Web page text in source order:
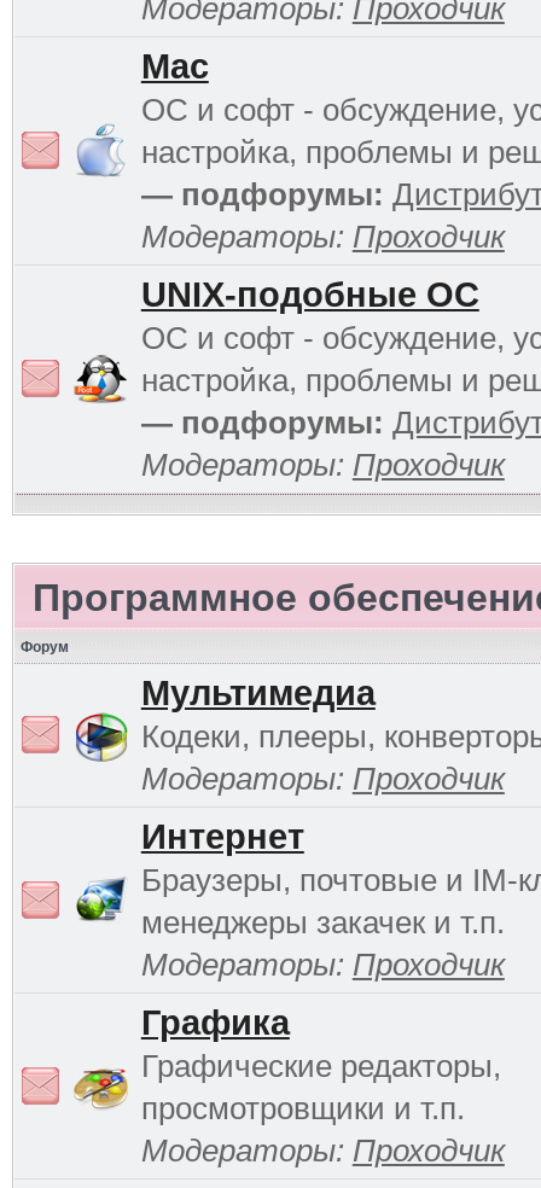
Модераторы: Проходчик
Mac
ОС и софт - обсуждение,
настройка, проблемы и
— подфорумы:
Модераторы: Проходчик
UNIX-подобные ОС
ОС и софт - обсуждение,
настройка, проблемы и
— подфорумы:
Модераторы: Проходчик
Программное
Форум
Мультимедиа
Кодеки, плееры,
Модераторы: Проходчик
Интернет
Браузеры, почтовые и IM-
менеджеры закачек и т.п.
Модераторы: Проходчик
Графика
Графические редакторы,
просмотровщики и т.п.
Модераторы: Проходчик